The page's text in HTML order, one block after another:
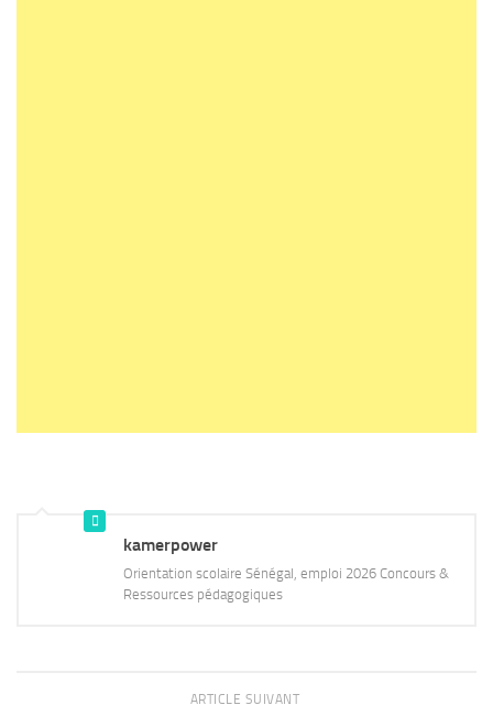
kamerpower
Orientation scolaire Sénégal, emploi 2026 Concours &
Ressources pédagogiques
ARTICLE SUIVANT